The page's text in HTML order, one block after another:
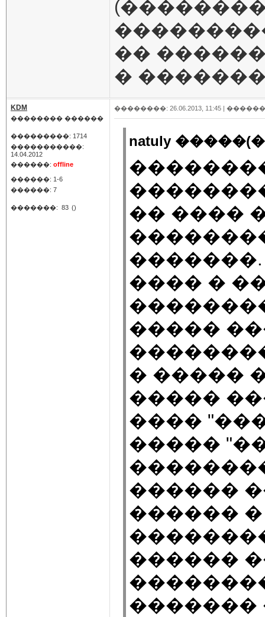
��
� �������
KDM
�������� ������
���������: 1714
�����������:
14.04.2012
������: offline
������: 1-6
������: 7
�������: 83 ()
��������: 26.06.2013, 11:45 |
natuly
�� ����
���� �
�����
� �����
�����
����
�����
������
������
������
�������